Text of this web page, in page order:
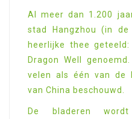
Al meer dan 1.200
stad Hangzhou (in
heerlijke thee
Dragon Well
velen als één van de
van China beschouwd.
De bladeren